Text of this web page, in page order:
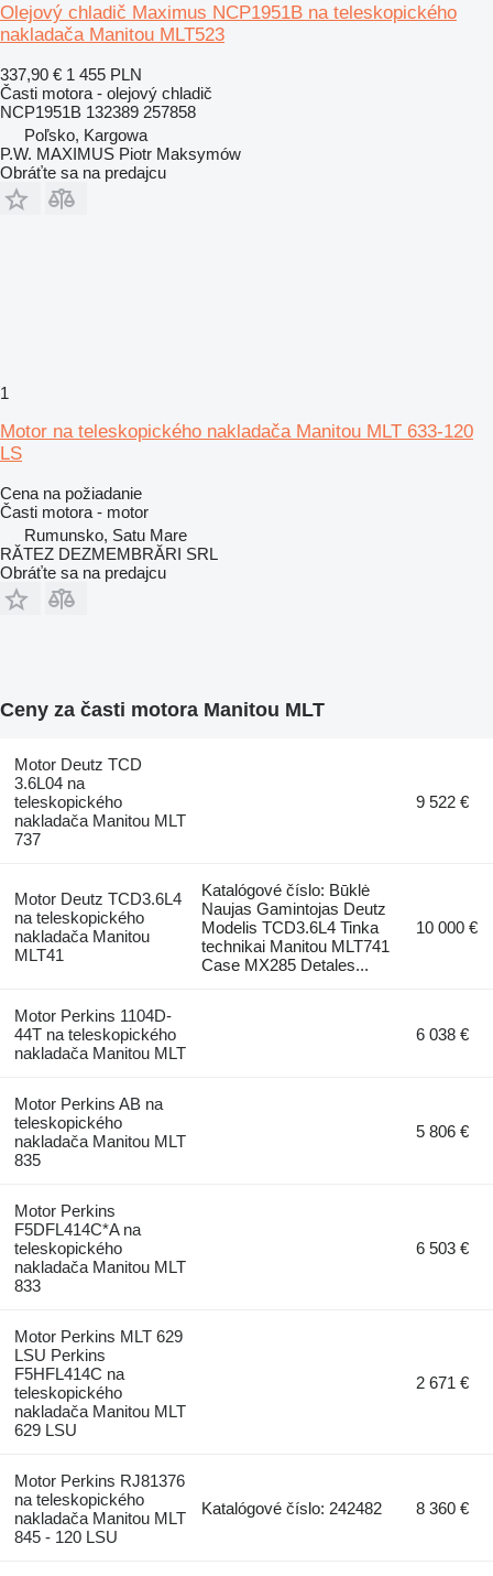
Olejový chladič Maximus NCP1951B na teleskopického
nakladača Manitou MLT523
337,90 € 1 455 PLN
Časti motora - olejový chladič
NCP1951B 132389 257858
Poľsko, Kargowa
P.W. MAXIMUS Piotr Maksymów
Obráťte sa na predajcu
1
Motor na teleskopického nakladača Manitou MLT 633-120
LS
Cena na požiadanie
Časti motora - motor
Rumunsko, Satu Mare
RĂTEZ DEZMEMBRĂRI SRL
Obráťte sa na predajcu
Ceny za časti motora Manitou MLT
Motor Deutz TCD
3.6L04 na
teleskopického
nakladača Manitou MLT
737
9 522 €
Motor Deutz TCD3.6L4
na teleskopického
nakladača Manitou
MLT41
Katalógové číslo: Būklė
Naujas Gamintojas Deutz
Modelis TCD3.6L4 Tinka
technikai Manitou MLT741
Case MX285 Detales...
10 000 €
Motor Perkins 1104D-
44T na teleskopického
nakladača Manitou MLT
6 038 €
Motor Perkins AB na
teleskopického
nakladača Manitou MLT
835
5 806 €
Motor Perkins
F5DFL414C*A na
teleskopického
nakladača Manitou MLT
833
6 503 €
Motor Perkins MLT 629
LSU Perkins
F5HFL414C na
teleskopického
nakladača Manitou MLT
629 LSU
2 671 €
Motor Perkins RJ81376
na teleskopického
nakladača Manitou MLT
845 - 120 LSU
Katalógové číslo: 242482 8 360 €